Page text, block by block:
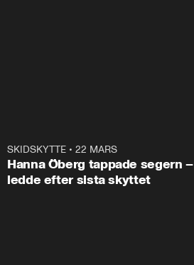
SKIDSKYTTE• 22 MARS
Hanna Öberg tappade segern –
ledde efter sista skyttet